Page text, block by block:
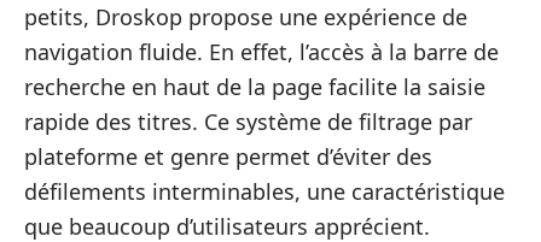
petits, Droskop propose une expérience de
navigation fluide. En effet, l’accès à la barre de
recherche en haut de la page facilite la saisie
rapide des titres. Ce système de filtrage par
plateforme et genre permet d’éviter des
défilements interminables, une caractéristique
que beaucoup d’utilisateurs apprécient.